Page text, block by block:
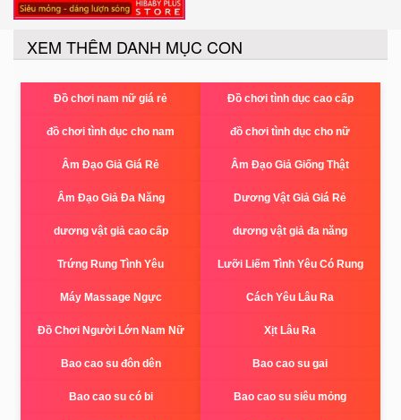
XEM THÊM DANH MỤC CON
Đồ chơi nam nữ giá rẻ Đồ chơi tình dục cao cấp
đồ chơi tình dục cho nam đồ chơi tình dục cho nữ
Âm Đạo Giả Giá Rẻ Âm Đạo Giả Giống Thật
Âm Đạo Giả Đa Năng Dương Vật Giả Giá Rẻ
dương vật giả cao cấp dương vật giả đa năng
Trứng Rung Tình Yêu Lưỡi Liếm Tình Yêu Có Rung
Máy Massage Ngực Cách Yêu Lâu Ra
Đồ Chơi Người Lớn Nam Nữ Xịt Lâu Ra
Bao cao su đôn dên Bao cao su gai
Bao cao su có bi Bao cao su siêu mỏng